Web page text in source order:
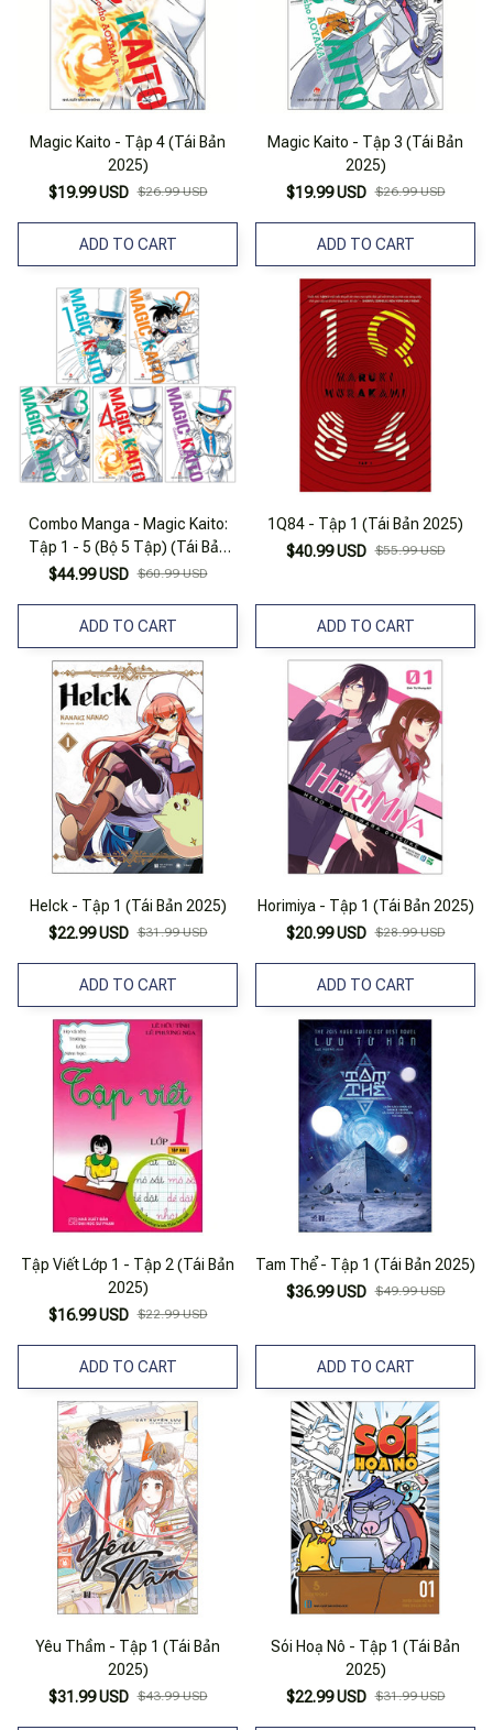
Magic Kaito - Tập 4 (Tái Bản
2025)
$19.99 USD $26.99 USD
ADD TO CART
Magic Kaito - Tập 3 (Tái Bản
2025)
$19.99 USD $26.99 USD
ADD TO CART
Combo Manga - Magic Kaito:
Tập 1 - 5 (Bộ 5 Tập) (Tái Bản
2025)
$44.99 USD $60.99 USD
ADD TO CART
1Q84 - Tập 1 (Tái Bản 2025)
$40.99 USD $55.99 USD
ADD TO CART
Helck - Tập 1 (Tái Bản 2025)
$22.99 USD $31.99 USD
ADD TO CART
Horimiya - Tập 1 (Tái Bản 2025)
$20.99 USD $28.99 USD
ADD TO CART
Tập Viết Lớp 1 - Tập 2 (Tái Bản
2025)
$16.99 USD $22.99 USD
ADD TO CART
Tam Thể - Tập 1 (Tái Bản 2025)
$36.99 USD $49.99 USD
ADD TO CART
Yêu Thầm - Tập 1 (Tái Bản
2025)
$31.99 USD $43.99 USD
Sói Hoạ Nô - Tập 1 (Tái Bản
2025)
$22.99 USD $31.99 USD